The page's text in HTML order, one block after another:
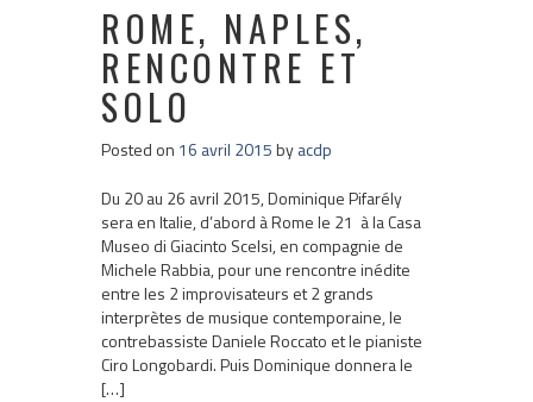
ROME, NAPLES,
RENCONTRE ET
SOLO
Posted on 16 avril 2015byacdp
Du 20 au 26 avril 2015, Dominique Pifarély
sera en Italie, d’abord à Rome le 21 à la Casa
Museo di Giacinto Scelsi, en compagnie de
Michele Rabbia, pour une rencontre inédite
entre les 2 improvisateurs et 2 grands
interprètes de musique contemporaine, le
contrebassiste Daniele Roccato et le pianiste
Ciro Longobardi. Puis Dominique donnera le
[…]